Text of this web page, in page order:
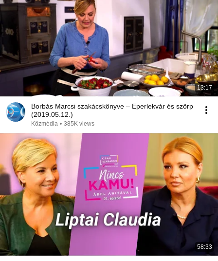
13:17
Borbás Marcsi szakácskönyve – Eperlekvár és szörp
(2019.05.12.)
Közmédia • 385K views
58:33